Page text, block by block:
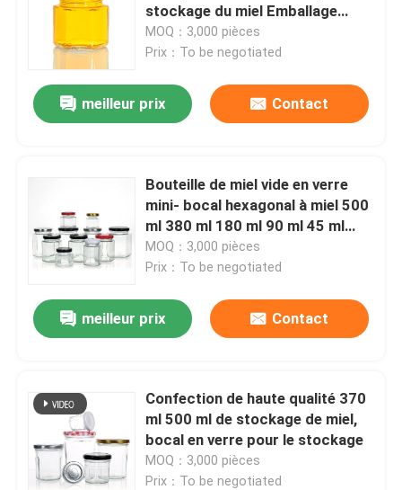
stockage du miel Emballage
alimentaire avec couvercles
métalliques
MOQ：3,000 pièces
Prix：To be negotiated
meilleur prix Contact
Bouteille de miel vide en verre
mini- bocal hexagonal à miel 500
ml 380 ml 180 ml 90 ml 45 ml
avec couvercle
MOQ：3,000 pièces
Prix：To be negotiated
meilleur prix Contact
Confection de haute qualité 370
ml 500 ml de stockage de miel,
bocal en verre pour le stockage
MOQ：3,000 pièces
Prix：To be negotiated